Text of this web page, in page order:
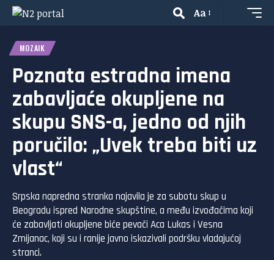
Aa
MOZAIK
Poznata estradna imena
zabavljaće okupljene na
skupu SNS-a, jedno od njih
poručilo: „Uvek treba biti uz
vlast“
Srpska napredna stranka najavila je za subotu skup u
Beogradu ispred Narodne skupštine, a među izvođačima koji
će zabavljati okupljene biće pevači Aca Lukas i Vesna
Zmijanac, koji su i ranije javno iskazivali podršku vladajućoj
stranci.